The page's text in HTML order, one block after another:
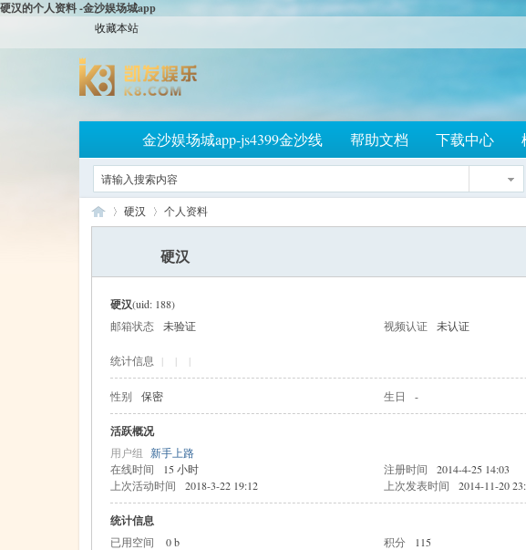
硬汉的个人资料 -金沙娱场城app
收藏本站
金沙娱场城app-js4399金沙线 帮助文档 下载中心
硬汉 个人资料
硬汉
硬汉(uid: 188)
邮箱状态
未验证 视频认证 未认证
统计信息 | | |
性别 保密 生日 -
活跃概况
用户组 新手上路
在线时间
15 小时 注册时间 2014-4-25 14:03
上次活动时间
2018-3-22 19:12 上次发表时间 2014-11-20
统计信息
已用空间 0 b 积分 115